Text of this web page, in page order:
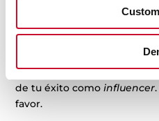
– No enciendas el
Tampoco coloques dentro
redes sociales, estimamos
electrodoméstico durante
de tu éxito comoinfluencer
favor.